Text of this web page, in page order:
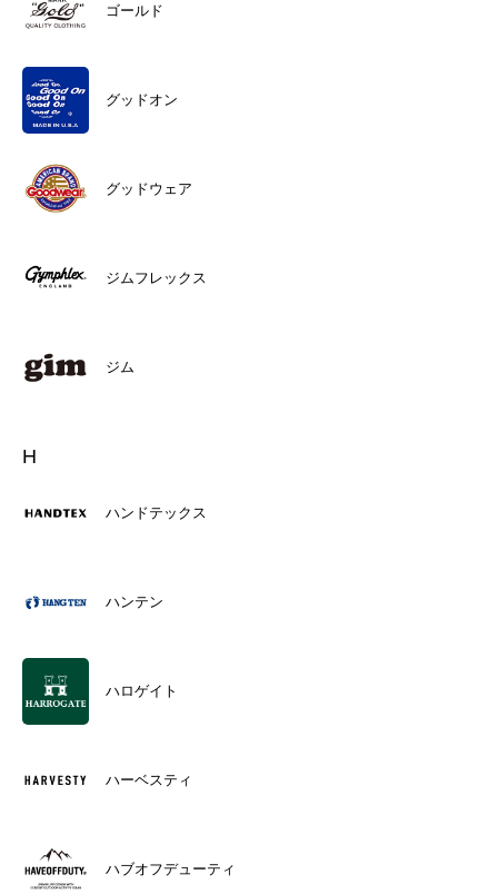
ゴールド
グッドオン
グッドウェア
ジムフレックス
ジム
H
ハンドテックス
ハンテン
ハロゲイト
ハーベスティ
ハブオフデューティ